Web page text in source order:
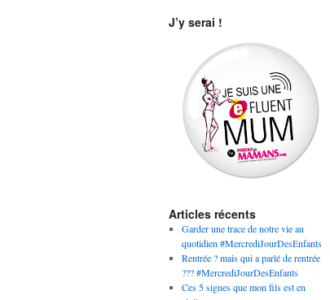
J’y serai !
Articles récents
Garder une trace de notre vie au
quotidien #MercrediJourDesEnfants
Rentrée ? mais qui a parlé de rentrée
??? #MercrediJourDesEnfants
Ces 5 signes que mon fils est en